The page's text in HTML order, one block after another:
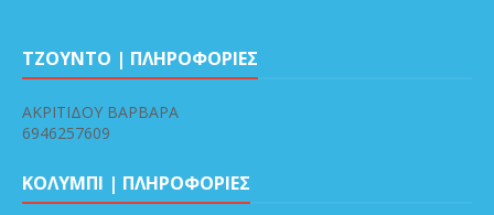
ΤΖΟΥΝΤΟ | ΠΛΗΡΟΦΟΡΙΕΣ
ΑΚΡΙΤΙΔΟΥ ΒΑΡΒΑΡΑ
6946257609
ΚΟΛΥΜΠΙ | ΠΛΗΡΟΦΟΡΙΕΣ